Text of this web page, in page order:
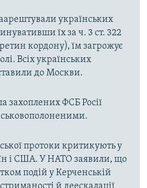
українських
їх за ч. 3 ст. 322
кордону), їм загрожує
Всіх українських
до Москви.
захоплених ФСБ Росії
протоки критикують у
і США. У НАТО заявили, що
подій у Керченській